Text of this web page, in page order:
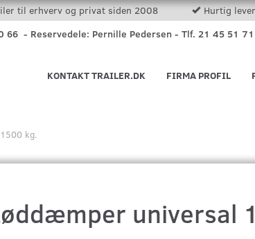
til erhverv og privat siden 2008
Hurtig
- Reservedele: Pernille Pedersen - Tlf. 21 45 51
FIRMA PROFIL
KONTAKT TRAILER.DK
kg.
universal